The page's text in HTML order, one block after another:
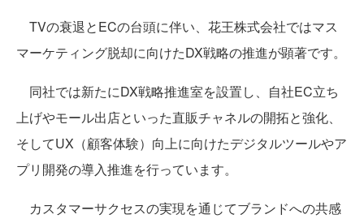
TVの衰退とECの台頭に伴い、花王株式会社ではマス
マーケティング脱却に向けたDX戦略の推進が顕著です。
同社では新たにDX戦略推進室を設置し、自社EC立ち
上げやモール出店といった直販チャネルの開拓と強化、
そしてUX（顧客体験）向上に向けたデジタルツールやア
プリ開発の導入推進を行っています。
カスタマーサクセスの実現を通じてブランドへの共感